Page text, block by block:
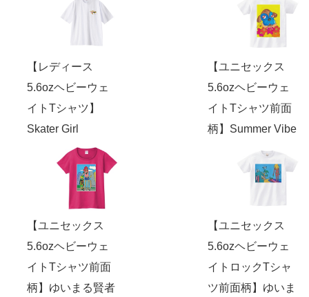
【レディース
5.6ozヘビーウェ
イトTシャツ】
Skater Girl
【ユニセックス
5.6ozヘビーウェ
イトTシャツ前面
柄】Summer Vibe
【ユニセックス
5.6ozヘビーウェ
イトTシャツ前面
柄】ゆいまる賢者
【ユニセックス
5.6ozヘビーウェ
イトロックTシャ
ツ前面柄】ゆいま